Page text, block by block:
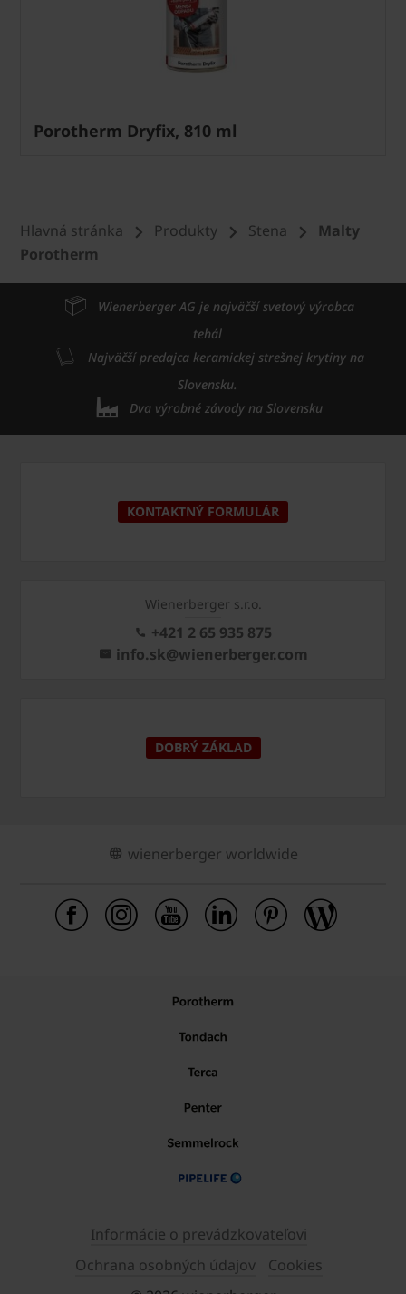
Porotherm Dryfix, 810 ml
Hlavná stránka Produkty Stena
Malty
Porotherm
Wienerberger AG je najväčší svetový výrobca
tehál
Najväčší predajca keramickej strešnej krytiny na
Slovensku.
Dva výrobné závody na Slovensku
KONTAKTNÝ FORMULÁR
Wienerberger s.r.o.
+421 2 65 935 875
info.sk@wienerberger.com
DOBRÝ ZÁKLAD
wienerberger worldwide
Informácie o prevádzkovateľovi
Ochrana osobných údajov
Cookies